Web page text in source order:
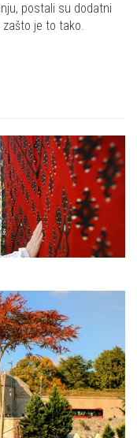
postali su dodatni
zašto je to tako.